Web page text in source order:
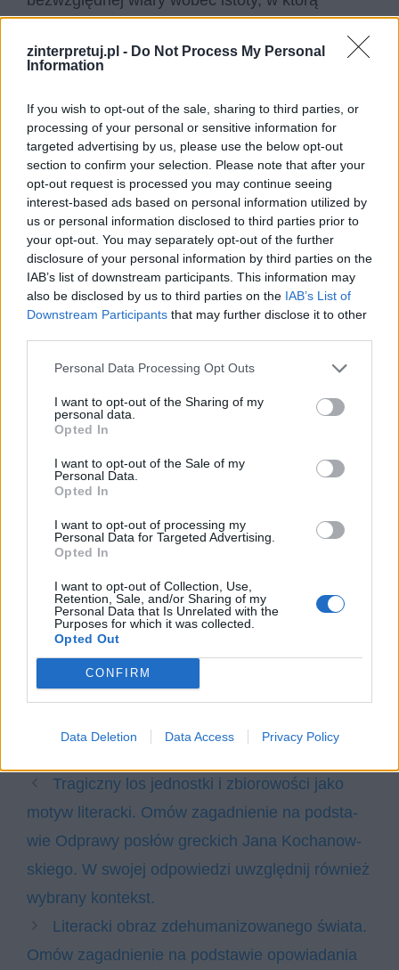
zinterpretuj.pl - Do Not Process My Personal
Information
If you wish to opt-out of the sale, sharing to third parties, or
processing of your personal or sensitive information for
targeted advertising by us, please use the below opt-out
section to confirm your selection. Please note that after your
opt-out request is processed you may continue seeing
interest-based ads based on personal information utilized by
us or personal information disclosed to third parties prior to
your opt-out. You may separately opt-out of the further
disclosure of your personal information by third parties on the
IAB’s list of downstream participants. This information may
also be disclosed by us to third parties on the IAB’s List of
Downstream Participants that may further disclose it to other
Personal Data Processing Opt Outs
I want to opt-out of the Sharing of my
personal data.
Opted In
I want to opt-out of the Sale of my
Personal Data.
Opted In
I want to opt-out of processing my
Personal Data for Targeted Advertising.
Opted In
I want to opt-out of Collection, Use,
Retention, Sale, and/or Sharing of my
Personal Data that Is Unrelated with the
Purposes for which it was collected.
Opted Out
CONFIRM
Data Deletion Data Access Privacy Policy
będzie się w stu procentach pewnym. Jednak,
jak śpiewa wokalista popularnego zespołu:
„Trudno nie wierzyć w nic”. Chociaż wiara nieraz
potrafi przynieść nam znacznie więcej
życiowych dylematów i wątpliwości, niż prostych
i jasnych odpowiedzi na pytania, które nas w
życiu dręczą.
Czytaj także:
Motyw snu w literaturze – konteksty z
różnych epok
Relacje między rodzicami a dziećmi.
Omów zagadnienie na podstawie
„Przedwiośnia” Stefana Żeromskiego.
W swojej odpowiedzi uwzględnij
również wybrany kontekst.
Omów zagadnienie na podstawie
Dżumy Alberta Camusa. W swojej
odpowiedzi uwzględnij również
wybrany kontekst.
Omów zagadnienie na podstawie
Mitologii Jana Parandowskiego. W
swojej odpowiedzi uwzględnij również
wybrany kontekst.
matura z języka polskiego
opracowania
Tra­gicz­ny los jed­nost­ki i zbio­ro­wo­ści jako
mo­tyw li­te­rac­ki. Omów za­gad­nie­nie na pod­sta­
wie Od­pra­wy po­słów grec­kich Jana Ko­cha­now­
skie­go. W swo­jej od­po­wie­dzi uwzględ­nij rów­nież
wy­bra­ny kon­tekst.
Li­te­rac­ki ob­raz zde­hu­ma­ni­zo­wa­ne­go świa­ta.
Omów za­gad­nie­nie na pod­sta­wie opo­wia­da­nia